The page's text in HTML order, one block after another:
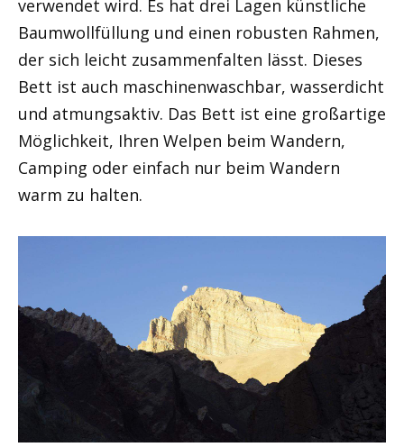
verwendet wird. Es hat drei Lagen künstliche
Baumwollfüllung und einen robusten Rahmen,
der sich leicht zusammenfalten lässt. Dieses
Bett ist auch maschinenwaschbar, wasserdicht
und atmungsaktiv. Das Bett ist eine großartige
Möglichkeit, Ihren Welpen beim Wandern,
Camping oder einfach nur beim Wandern
warm zu halten.